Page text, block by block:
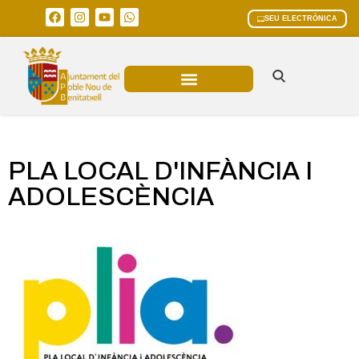
SEU ELECTRÒNICA
PLA LOCAL D'INFÀNCIA I
ADOLESCÈNCIA